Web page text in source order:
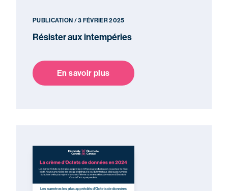
PUBLICATION / 3 FÉVRIER 2025
Résister aux intempéries
En savoir plus